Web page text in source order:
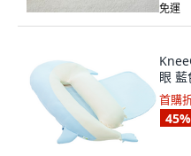
免運
眼 藍
首購
45%